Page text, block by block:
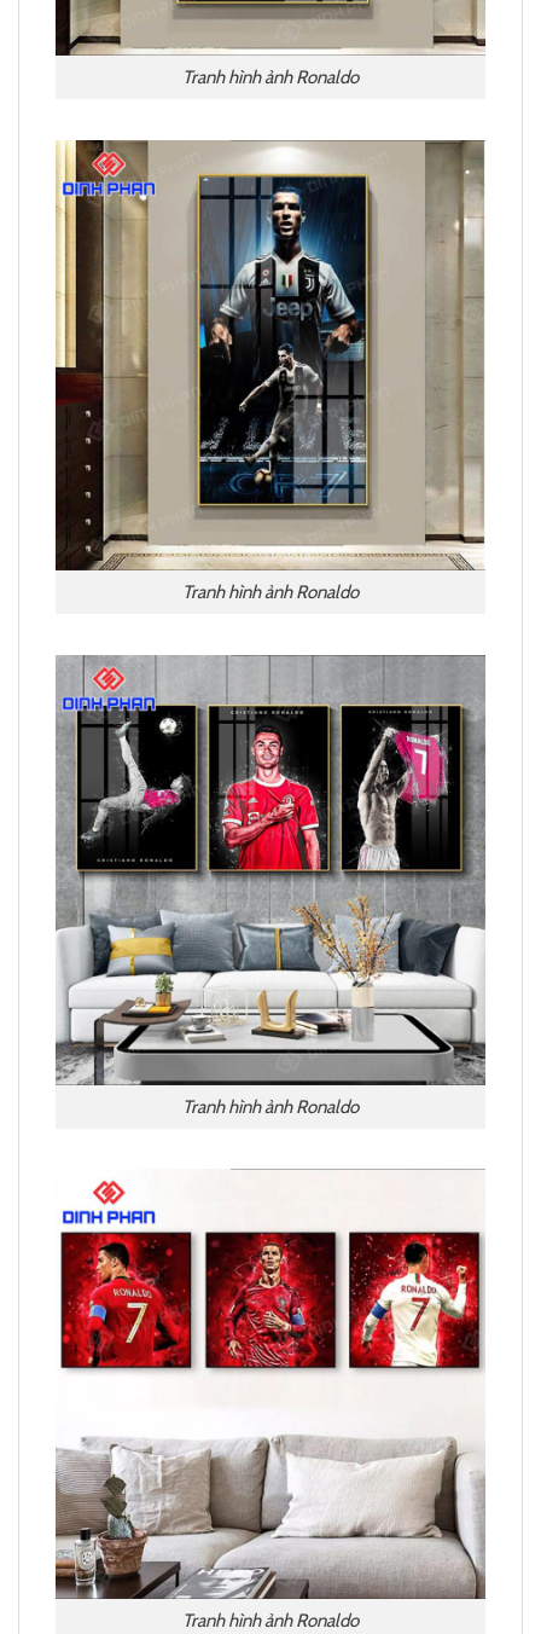
Tranh hình ảnh Ronaldo
Tranh hình ảnh Ronaldo
Tranh hình ảnh Ronaldo
Tranh hình ảnh Ronaldo